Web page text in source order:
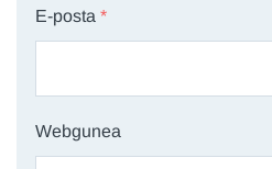
E-posta *
Webgunea